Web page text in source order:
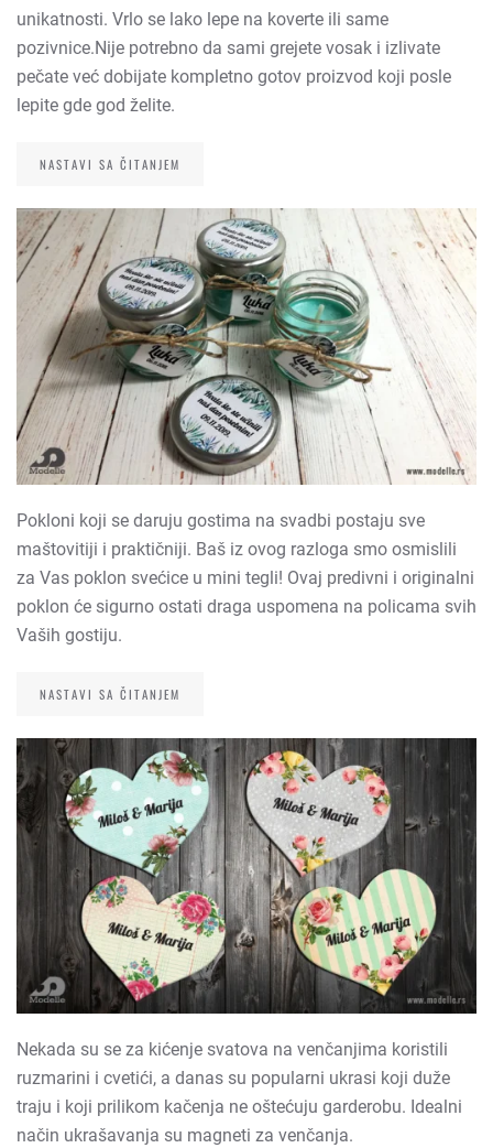
unikatnosti. Vrlo se lako lepe na koverte ili same
pozivnice.Nije potrebno da sami grejete vosak i izlivate
pečate već dobijate kompletno gotov proizvod koji posle
lepite gde god želite.
NASTAVI SA ČITANJEM
Pokloni koji se daruju gostima na svadbi postaju sve
maštovitiji i praktičniji. Baš iz ovog razloga smo osmislili
za Vas poklon svećice u mini tegli! Ovaj predivni i originalni
poklon će sigurno ostati draga uspomena na policama svih
Vaših gostiju.
NASTAVI SA ČITANJEM
Nekada su se za kićenje svatova na venčanjima koristili
ruzmarini i cvetići, a danas su popularni ukrasi koji duže
traju i koji prilikom kačenja ne oštećuju garderobu. Idealni
način ukrašavanja su magneti za venčanja.